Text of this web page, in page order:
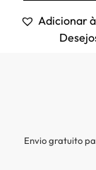
Adicionar
Envio gratuito